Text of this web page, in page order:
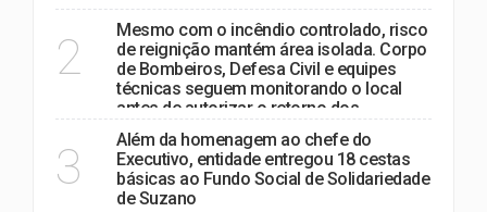
2
Mesmo com o incêndio controlado, risco
de reignição mantém área isolada. Corpo
de Bombeiros, Defesa Civil e equipes
técnicas seguem monitorando o local
antes de autorizar o retorno dos
moradores.
3
Além da homenagem ao chefe do
Executivo, entidade entregou 18 cestas
básicas ao Fundo Social de Solidariedade
de Suzano